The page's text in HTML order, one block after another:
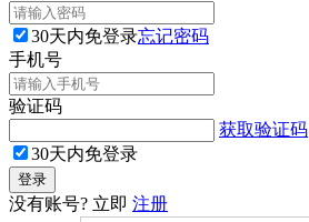
30天内免登录忘记密码
手机号
验证码
获取验证码
30天内免登录
没有账号? 立即 注册